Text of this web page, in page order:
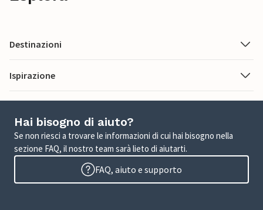
Destinazioni
Ispirazione
Hai bisogno di aiuto?
Se non riesci a trovare le informazioni di cui hai bisogno nella
sezione FAQ, il nostro team sarà lieto di aiutarti.
FAQ, aiuto e supporto